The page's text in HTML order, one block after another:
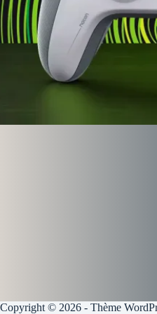
Copyright © 2026 - Thème